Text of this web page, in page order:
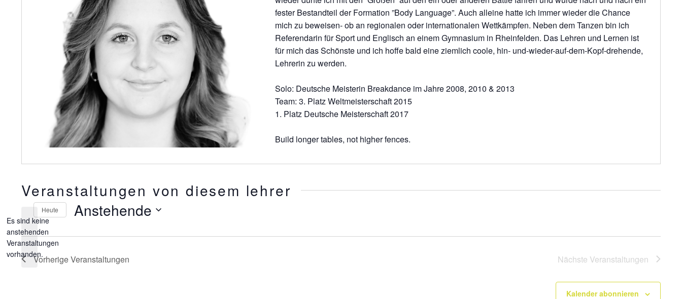
fester Bestandteil der Formation ”Body Language”. Auch alleine hatte ich immer wieder die Chance
mich zu beweisen- ob an regionalen oder internationalen Wettkämpfen. Neben dem Tanzen bin ich
Referendarin für Sport und Englisch an einem Gymnasium in Rheinfelden. Das Lehren und Lernen ist
für mich das Schönste und ich hoffe bald eine ziemlich coole, hin- und-wieder-auf-dem-Kopf-drehende,
Lehrerin zu werden.
Solo: Deutsche Meisterin Breakdance im Jahre 2008, 2010 & 2013
Team: 3. Platz Weltmeisterschaft 2015
1. Platz Deutsche Meisterschaft 2017
Build longer tables, not higher fences.
Veranstaltungen von diesem lehrer
Hinweis
Es sind keine
anstehenden
Veranstaltungen
vorhanden.
Heute Anstehende
VorherigeVeranstaltungen Nächste Veranstaltungen
Kalender abonnieren